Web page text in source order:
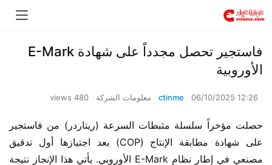
فاستجير تحصل مجدداً على شهادة E-Mark
الأوروبية
ctinme 06/10/2025 12:26 معلومات الشركة 480 views